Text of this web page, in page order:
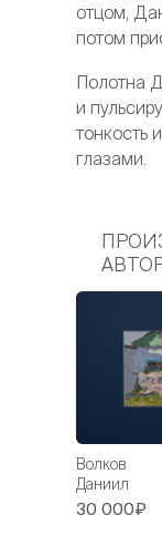
отцом,
потом
Полотна
и
тонкость
глазами.
Волков
Даниил
30 000₽